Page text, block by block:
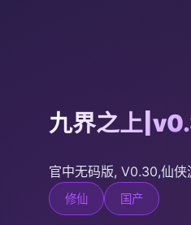
九界之上
官中无码版, V0.30,仙侠
修仙 国产